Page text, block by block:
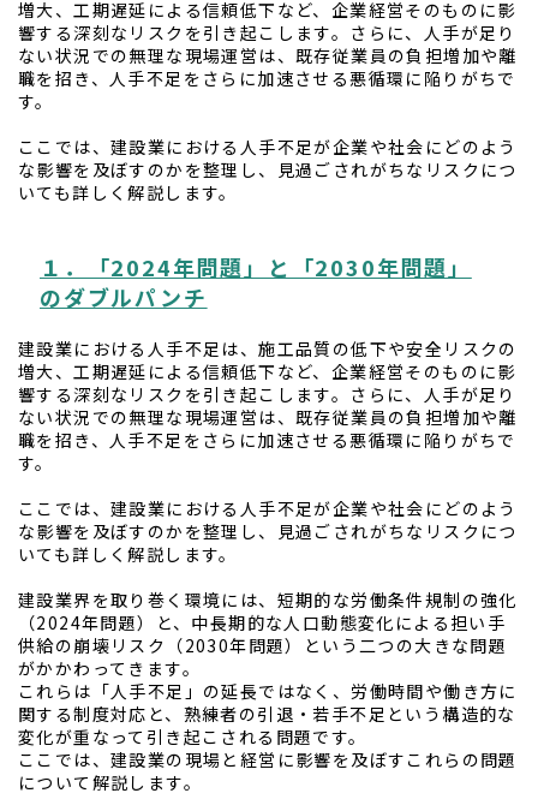
増大、工期遅延による信頼低下など、企業経営そのものに影
響する深刻なリスクを引き起こします。さらに、人手が足り
ない状況での無理な現場運営は、既存従業員の負担増加や離
職を招き、人手不足をさらに加速させる悪循環に陥りがちで
す。
ここでは、建設業における人手不足が企業や社会にどのよう
な影響を及ぼすのかを整理し、見過ごされがちなリスクにつ
いても詳しく解説します。
１．「2024年問題」と「2030年問題」
のダブルパンチ
建設業における人手不足は、施工品質の低下や安全リスクの
増大、工期遅延による信頼低下など、企業経営そのものに影
響する深刻なリスクを引き起こします。さらに、人手が足り
ない状況での無理な現場運営は、既存従業員の負担増加や離
職を招き、人手不足をさらに加速させる悪循環に陥りがちで
す。
ここでは、建設業における人手不足が企業や社会にどのよう
な影響を及ぼすのかを整理し、見過ごされがちなリスクにつ
いても詳しく解説します。
建設業界を取り巻く環境には、短期的な労働条件規制の強化
（2024年問題）と、中長期的な人口動態変化による担い手
供給の崩壊リスク（2030年問題）という二つの大きな問題
がかかわってきます。
これらは「人手不足」の延長ではなく、労働時間や働き方に
関する制度対応と、熟練者の引退・若手不足という構造的な
変化が重なって引き起こされる問題です。
ここでは、建設業の現場と経営に影響を及ぼすこれらの問題
について解説します。